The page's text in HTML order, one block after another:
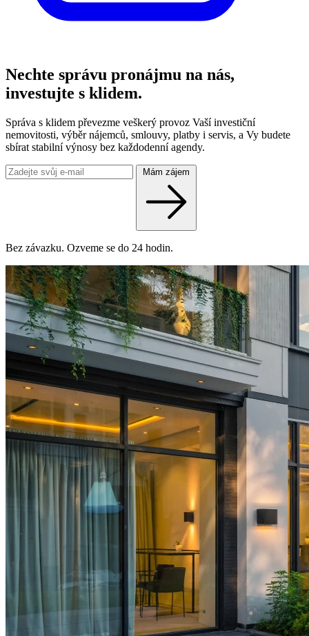
Nechte správu pronájmu na nás,
investujte s klidem.
Správa s klidem převezme veškerý provoz Vaší investiční
nemovitosti, výběr nájemců, smlouvy, platby i servis, a Vy budete
sbírat stabilní výnosy bez každodenní agendy.
Mám zájem
Bez závazku. Ozveme se do 24 hodin.